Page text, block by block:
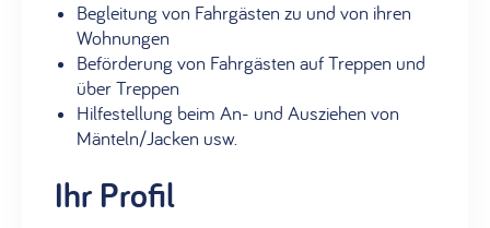
Begleitung von Fahrgästen zu und von ihren
Wohnungen
Beförderung von Fahrgästen auf Treppen und
über Treppen
Hilfestellung beim An- und Ausziehen von
Mänteln/Jacken usw.
Ihr Profil